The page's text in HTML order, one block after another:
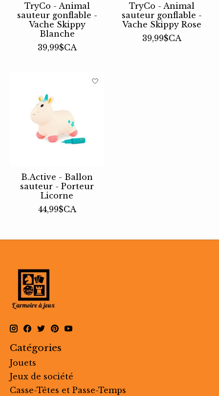
TryCo - Animal
sauteur gonflable -
Vache Skippy
Blanche
39,99$CA
TryCo - Animal
sauteur gonflable -
Vache Skippy Rose
39,99$CA
B.Active - Ballon
sauteur - Porteur
Licorne
44,99$CA
Catégories
Jouets
Jeux de société
Casse-Têtes et Passe-Temps